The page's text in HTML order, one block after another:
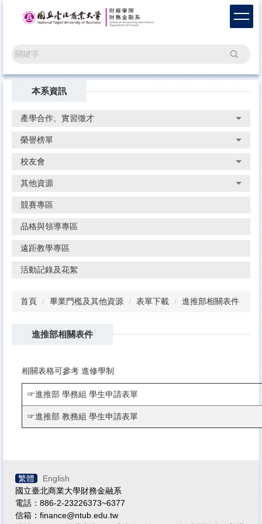
區
搜尋
本系資訊
產學合作、實習徵才
榮譽榜單
校友會
其他資源
競賽專區
品格與領導專區
遠距教學專區
活動記錄及花絮
首頁 畢業門檻及其他資源 表單下載 進推部相關表件
進推部相關表件
相關表格可參考 進修學制
☞進推部 學務組 學生申請表單
☞進推部 教務組 學生申請表單
繁體
English
國立臺北商業大學財務金融系
電話：886-2-23226373~6377
信箱：finance@ntub.edu.tw